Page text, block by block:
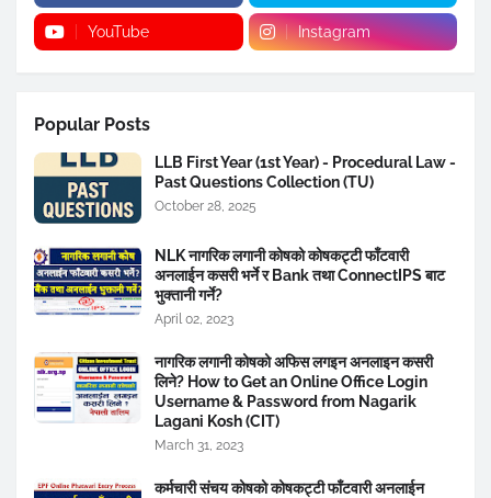
YouTube Instagram
Popular Posts
LLB First Year (1st Year) - Procedural Law -
Past Questions Collection (TU)
October 28, 2025
NLK नागरिक लगानी कोषको कोषकट्टी फाँटवारी
अनलाईन कसरी भर्ने र Bank तथा ConnectIPS बाट
भुक्तानी गर्ने?
April 02, 2023
नागरिक लगानी कोषको अफिस लगइन अनलाइन कसरी
लिने? How to Get an Online Office Login
Username & Password from Nagarik
Lagani Kosh (CIT)
March 31, 2023
कर्मचारी संचय कोषको कोषकट्टी फाँटवारी अनलाईन